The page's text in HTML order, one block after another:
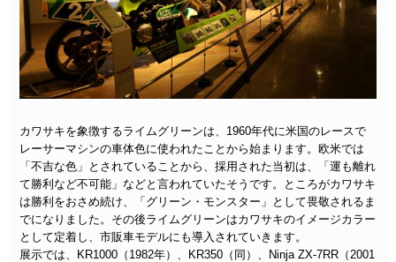
カワサキを象徴するライムグリーンは、1960年代に米国のレースで
レーサーマシンの車体色に使われたことから始まります。欧米では
「不吉な色」とされていることから、採用された当初は、「運も離れ
て勝利など不可能」などと言われていたそうです。ところがカワサキ
は勝利をおさめ続け、「グリーン・モンスター」として畏敬されるま
でになりました。その後ライムグリーンはカワサキのイメージカラー
として定着し、市販車モデルにも導入されていきます。
展示では、KR1000（1982年）、KR350（同）、Ninja ZX-7RR（2001